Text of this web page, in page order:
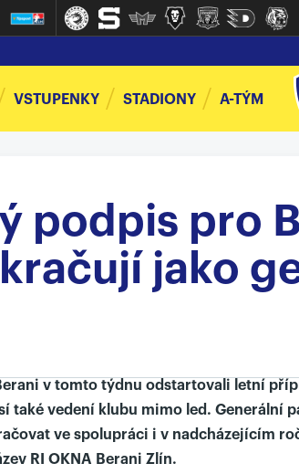
VSTUPENKY STADIONY A-TÝM
podpis pro
jako
v tomto týdnu odstartovali letní
také vedení klubu mimo led. Generální
ve spolupráci i v nadcházejícím
RI OKNA Berani Zlín.